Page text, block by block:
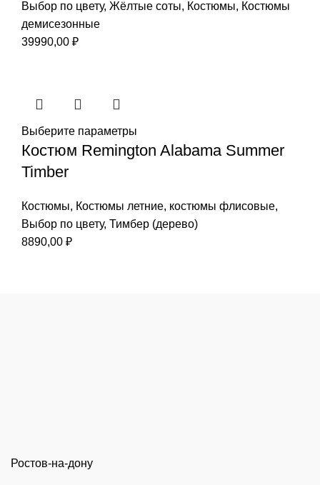
Выбор по цвету, Жёлтые соты, Костюмы, Костюмы
демисезонные
39990,00 ₽
Выберите параметры
Костюм Remington Alabama Summer
Timber
Костюмы, Костюмы летние, костюмы флисовые,
Выбор по цвету, Тимбер (дерево)
8890,00 ₽
Ростов-на-дону